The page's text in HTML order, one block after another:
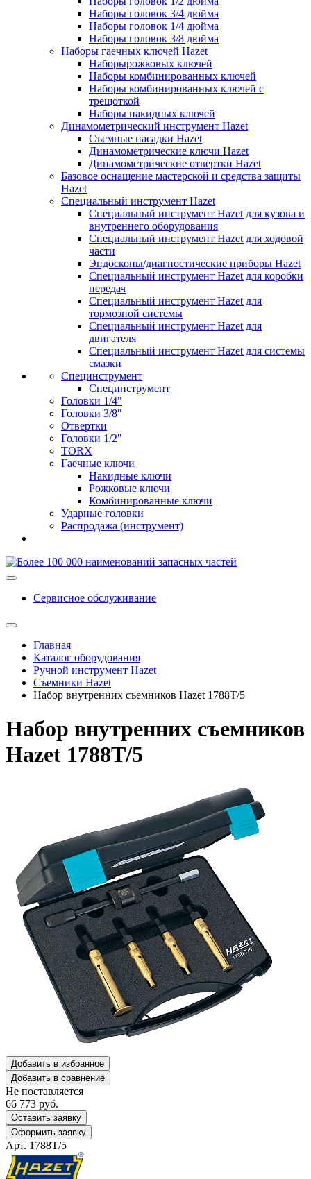
Наборы головок 3/4 дюйма
Наборы головок 1/4 дюйма
Наборы головок 3/8 дюйма
Наборы гаечных ключей Hazet
Наборырожковых ключей
Наборы комбинированных ключей
Наборы комбинированных ключей с
трещоткой
Наборы накидных ключей
Динамометрический инструмент Hazet
Съемные насадки Hazet
Динамометрические ключи Hazet
Динамометрические отвертки Hazet
Базовое оснащение мастерской и средства защиты
Hazet
Специальный инструмент Hazet
Специальный инструмент Hazet для кузова и
внутреннего оборудования
Специальный инструмент Hazet для ходовой
части
Эндоскопы/диагностические приборы Hazet
Специальный инструмент Hazet для коробки
передач
Специальный инструмент Hazet для
тормозной системы
Специальный инструмент Hazet для
двигателя
Специальный инструмент Hazet для системы
смазки
Специнструмент
Специнструмент
Головки 1/4"
Головки 3/8"
Отвертки
Головки 1/2"
TORX
Гаечные ключи
Накидные ключи
Рожковые ключи
Комбинированные ключи
Ударные головки
Распродажа (инструмент)
Сервисное обслуживание
Главная
Каталог оборудования
Ручной инструмент Hazet
Съемники Hazet
Набор внутренних съемников Hazet 1788T/5
Набор внутренних съемников
Hazet 1788T/5
Добавить в избранное
Добавить в сравнение
Не поставляется
66 773 руб.
Оставить заявку
Оформить заявку
Арт. 1788T/5